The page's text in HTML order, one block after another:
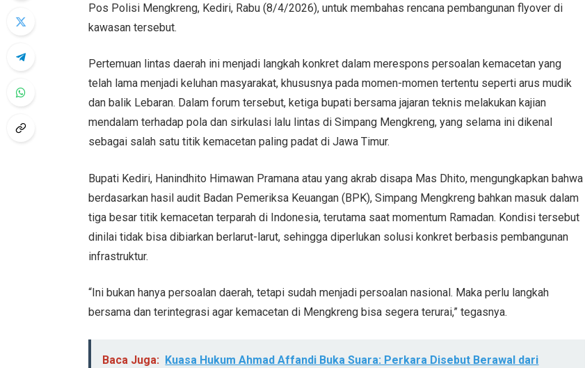
Pos Polisi Mengkreng, Kediri, Rabu (8/4/2026), untuk membahas rencana pembangunan flyover di
kawasan tersebut.
Pertemuan lintas daerah ini menjadi langkah konkret dalam merespons persoalan kemacetan yang
telah lama menjadi keluhan masyarakat, khususnya pada momen-momen tertentu seperti arus mudik
dan balik Lebaran. Dalam forum tersebut, ketiga bupati bersama jajaran teknis melakukan kajian
mendalam terhadap pola dan sirkulasi lalu lintas di Simpang Mengkreng, yang selama ini dikenal
sebagai salah satu titik kemacetan paling padat di Jawa Timur.
Bupati Kediri, Hanindhito Himawan Pramana atau yang akrab disapa Mas Dhito, mengungkapkan bahwa
berdasarkan hasil audit Badan Pemeriksa Keuangan (BPK), Simpang Mengkreng bahkan masuk dalam
tiga besar titik kemacetan terparah di Indonesia, terutama saat momentum Ramadan. Kondisi tersebut
dinilai tidak bisa dibiarkan berlarut-larut, sehingga diperlukan solusi konkret berbasis pembangunan
infrastruktur.
“Ini bukan hanya persoalan daerah, tetapi sudah menjadi persoalan nasional. Maka perlu langkah
bersama dan terintegrasi agar kemacetan di Mengkreng bisa segera terurai,” tegasnya.
Baca Juga: Kuasa Hukum Ahmad Affandi Buka Suara: Perkara Disebut Berawal dari